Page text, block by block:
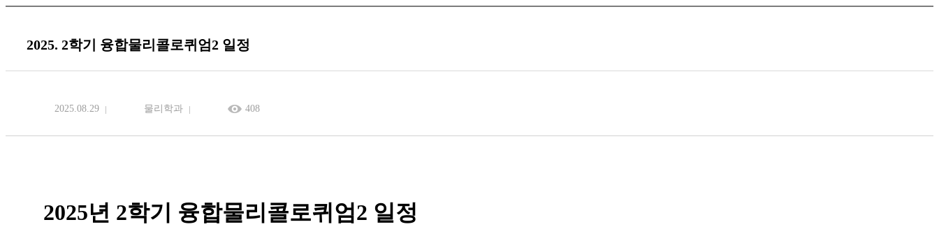
2025. 2학기 융합물리콜로퀴엄2 일정
2025.08.29 물리학과 408
2025년 2학기 융합물리콜로퀴엄2 일정